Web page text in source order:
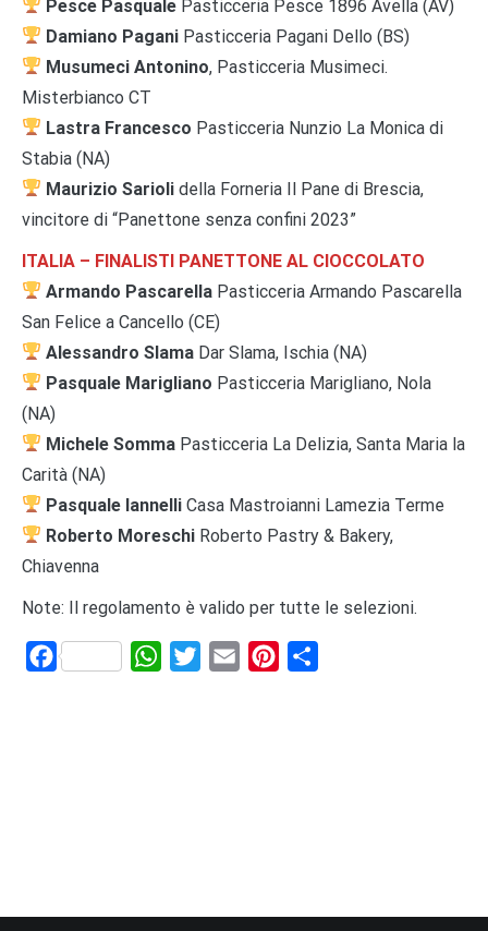
Pesce Pasquale Pasticceria Pesce 1896 Avella (AV)
Damiano Pagani Pasticceria Pagani Dello (BS)
Musumeci Antonino, Pasticceria Musimeci.
Misterbianco CT
Lastra Francesco Pasticceria Nunzio La Monica di
Stabia (NA)
Maurizio Sariolidella Forneria Il Pane di Brescia,
vincitore di “Panettone senza confini 2023”
ITALIA – FINALISTI PANETTONE AL CIOCCOLATO
Armando Pascarella Pasticceria Armando Pascarella
San Felice a Cancello (CE)
Alessandro Slama Dar Slama, Ischia (NA)
Pasquale Marigliano Pasticceria Marigliano, Nola
(NA)
Michele Somma Pasticceria La Delizia, Santa Maria la
Carità (NA)
Pasquale IannelliCasa Mastroianni Lamezia Terme
Roberto Moreschi Roberto Pastry & Bakery,
Chiavenna
Note: Il regolamento è valido per tutte le selezioni.
Facebook WhatsAppTwitterEmail Pinterest